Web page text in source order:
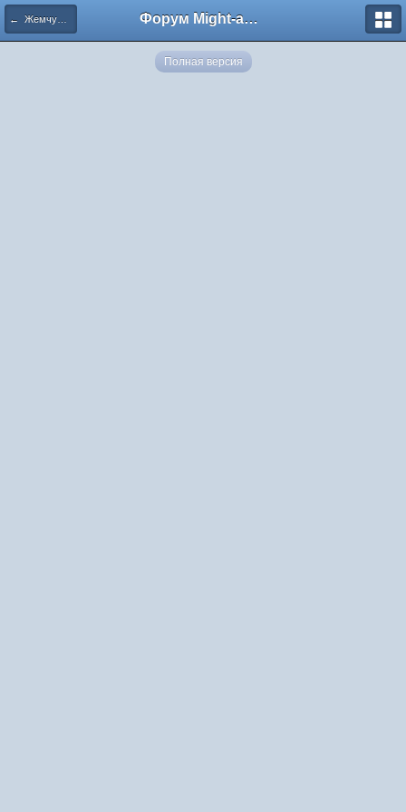
← Жемчужная/Коралловая жрица Форум Might-and-Magic.ru
Полная версия